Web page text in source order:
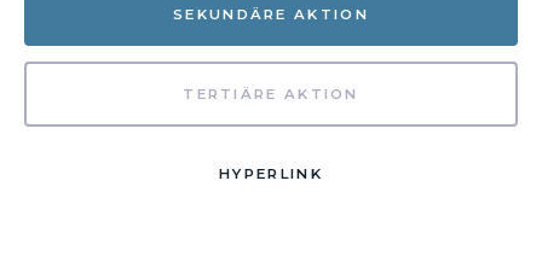
SEKUNDÄRE AKTION
TERTIÄRE AKTION
HYPERLINK